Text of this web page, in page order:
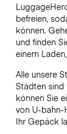
befreien,
können.
und finden
einem
Alle unsere
Städten sind
können Sie
von U-bahn-
Ihr Gepäck